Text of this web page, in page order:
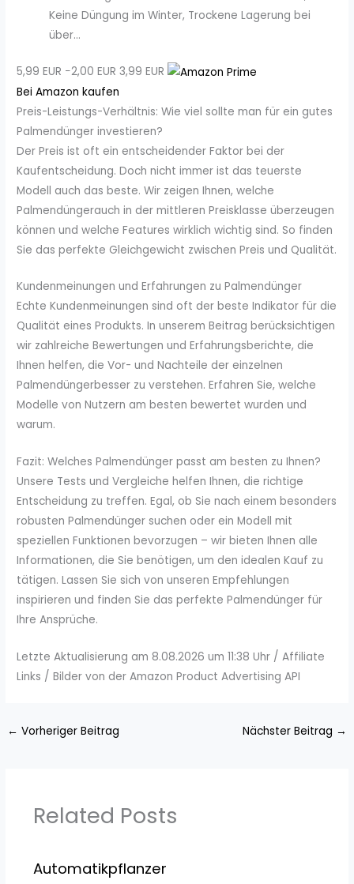
Keine Düngung im Winter, Trockene Lagerung bei
über...
5,99 EUR −2,00 EUR 3,99 EUR
Bei Amazon kaufen
Preis-Leistungs-Verhältnis: Wie viel sollte man für ein gutes
Palmendünger investieren?
Der Preis ist oft ein entscheidender Faktor bei der
Kaufentscheidung. Doch nicht immer ist das teuerste
Modell auch das beste. Wir zeigen Ihnen, welche
Palmendüngerauch in der mittleren Preisklasse überzeugen
können und welche Features wirklich wichtig sind. So finden
Sie das perfekte Gleichgewicht zwischen Preis und Qualität.
Kundenmeinungen und Erfahrungen zu Palmendünger
Echte Kundenmeinungen sind oft der beste Indikator für die
Qualität eines Produkts. In unserem Beitrag berücksichtigen
wir zahlreiche Bewertungen und Erfahrungsberichte, die
Ihnen helfen, die Vor- und Nachteile der einzelnen
Palmendüngerbesser zu verstehen. Erfahren Sie, welche
Modelle von Nutzern am besten bewertet wurden und
warum.
Fazit: Welches Palmendünger passt am besten zu Ihnen?
Unsere Tests und Vergleiche helfen Ihnen, die richtige
Entscheidung zu treffen. Egal, ob Sie nach einem besonders
robusten Palmendünger suchen oder ein Modell mit
speziellen Funktionen bevorzugen – wir bieten Ihnen alle
Informationen, die Sie benötigen, um den idealen Kauf zu
tätigen. Lassen Sie sich von unseren Empfehlungen
inspirieren und finden Sie das perfekte Palmendünger für
Ihre Ansprüche.
Letzte Aktualisierung am 8.08.2026 um 11:38 Uhr / Affiliate
Links / Bilder von der Amazon Product Advertising API
← Vorheriger Beitrag Nächster Beitrag →
Related Posts
Automatikpflanzer